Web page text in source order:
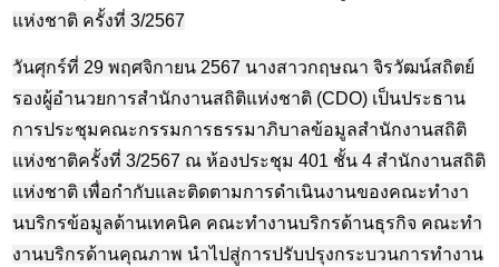
แห่งชาติ ครั้งที่ 3/2567
วันศุกร์ที่ 29 พฤศจิกายน 2567 นางสาวกฤษณา จิรวัฒน์สถิตย์
รองผู้อำนวยการสำนักงานสถิติแห่งชาติ (CDO) เป็นประธาน
การประชุมคณะกรรมการธรรมาภิบาลข้อมูลสำนักงานสถิติ
แห่งชาติครั้งที่ 3/2567 ณ ห้องประชุม 401 ชั้น 4 สำนักงานสถิติ
แห่งชาติ เพื่อกำกับและติดตามการดำเนินงานของคณะทำงา
นบริกรข้อมูลด้านเทคนิค คณะทำงานบริกรด้านธุรกิจ คณะทำ
งานบริกรด้านคุณภาพ นำไปสู่การปรับปรุงกระบวนการทำงาน